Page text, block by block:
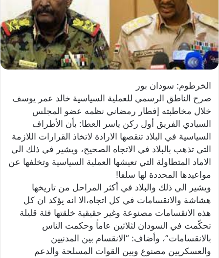
ك
ت
ر
و
ا
الخرطوم: سودان بور
صرح الناطق الرسمي للعملية السياسية خالد عمر يوسف
خلال مخاطبته إفطار رمضاني نظمه عضو المجلس
السيادي الفريق أول ركن ياسر العطا: بأن الأطراف
السياسية في البلاد تنقصها الارادة لاتخاذ القرارات اللازمة
التي تذهب بالبلاد في الاتجاه الصحيح، ويشير في ذلك الي
الاماد المتطاولة التي تعيشها العملية السياسية وتخلفها عن
مواعيدها المحددة لها سلفا!
ويشير الي ذلك والبلاد في أكثر المراحل من تاريخها
هشاشة والانقسامات في كل اتجاه،الا انه يؤكد ان كل
هذه الانقسامات مصنوعة وغير حقيقية خلقتها فئة قليلة
تحكّمت في السودان لثلاثين عاماً وحكمت الناس
بالانقسامات”، وأضاف: “الانقسام بين المدنيين
والعسكريين مصنوع وبين القوات المسلحة والدعم